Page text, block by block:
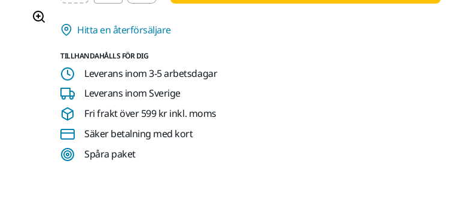
Hitta en återförsäljare
TILLHANDAHÅLLS FÖR DIG
Leverans inom 3-5 arbetsdagar
Leverans inom Sverige
Fri frakt över 599 kr inkl. moms
Säker betalning med kort
Spåra paket